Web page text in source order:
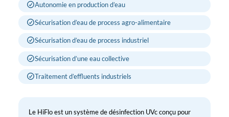
Autonomie en production d’eau
Sécurisation d’eau de process agro-alimentaire
Sécurisation d’eau de process industriel
Sécurisation d’une eau collective
Traitement d’effluents industriels
Le HiFlo est un système de désinfection UVc conçu pour